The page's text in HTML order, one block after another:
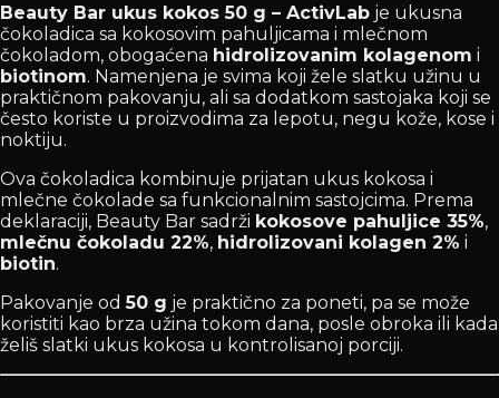
Beauty Bar ukus kokos 50 g – ActivLab je ukusna
čokoladica sa kokosovim pahuljicama i mlečnom
čokoladom, obogaćena hidrolizovanim kolagenom i
biotinom. Namenjena je svima koji žele slatku užinu u
praktičnom pakovanju, ali sa dodatkom sastojaka koji se
često koriste u proizvodima za lepotu, negu kože, kose i
noktiju.
Ova čokoladica kombinuje prijatan ukus kokosa i
mlečne čokolade sa funkcionalnim sastojcima. Prema
deklaraciji, Beauty Bar sadrži kokosove pahuljice 35%,
mlečnu čokoladu 22%, hidrolizovani kolagen 2% i
biotin.
Pakovanje od50 g je praktično za poneti, pa se može
koristiti kao brza užina tokom dana, posle obroka ili kada
želiš slatki ukus kokosa u kontrolisanoj porciji.